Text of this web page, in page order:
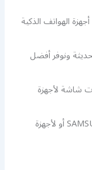
الهواتف الذكية
ونوفر أفضل
شاشة لأجهزة
نوفر كافة قطع الغيار الأصلية لأجهزة ال SAMSUNG أو لأجهزة